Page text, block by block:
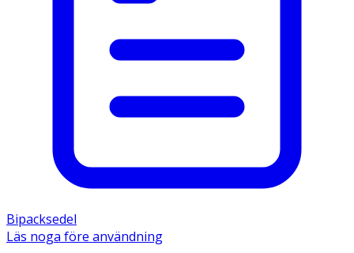
Bipacksedel
Läs noga före användning